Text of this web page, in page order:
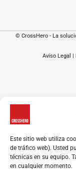
Este sitio web utiliza
de tráfico web). Usted
técnicas en su equipo.
en cualquier momento.
© CrossHero - La
Aviso Legal |